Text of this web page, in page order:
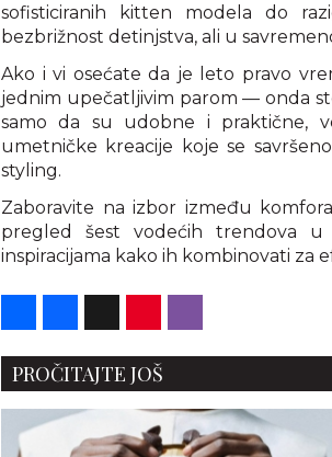
sofisticiranih kitten modela do
bezbrižnost detinjstva, ali u
Ako i vi osećate da je leto pravo
jednim upečatljivim parom — onda
samo da su udobne i praktične,
umetničke kreacije koje se
styling.
Zaboravite na izbor između
pregled šest vodećih trendova
inspiracijama kako ih kombinovati za
PROČITAJTE JOŠ